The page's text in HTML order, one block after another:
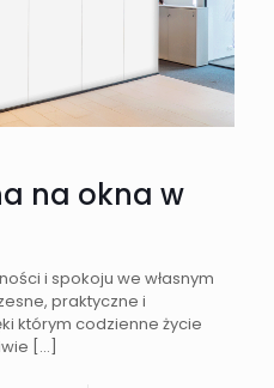
na okna w
i spokoju we własnym
praktyczne i
którym codzienne życie
[…]